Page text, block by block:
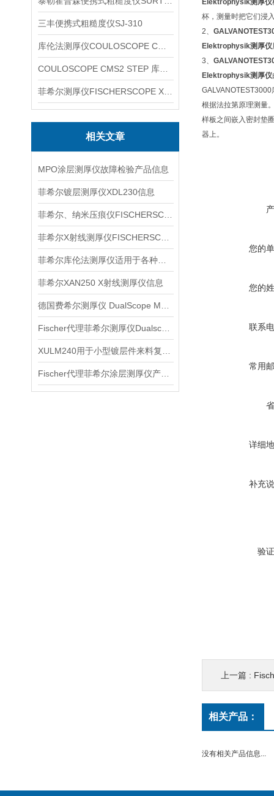
三丰便携式粗糙度仪SJ-310
相关文章
MPO涂层测厚仪故障检验产品信息
菲希尔镀层测厚仪XDL230信息
菲希尔XAN250 X射线测厚仪信息
Elektrophysik测厚仪
杯，测量时把它们浸
2、
Elektrophysik测厚仪
3、
Elektrophysik测厚仪
根据法拉第原理测量
样板之间嵌入密封垫
器上。
您的
您的
联系
常用
详细
补充
验
上一篇 :
相关产品：
没有相关产品信息...